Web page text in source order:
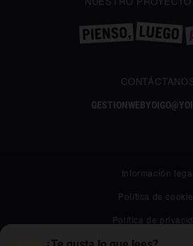
Información legal
Política de
Política de
Canal ético